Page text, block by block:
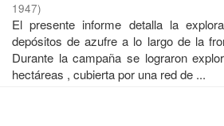
1947)
El presente informe detalla la
depósitos de azufre a lo largo de la
Durante la campaña se lograron
hectáreas , cubierta por una red de ...